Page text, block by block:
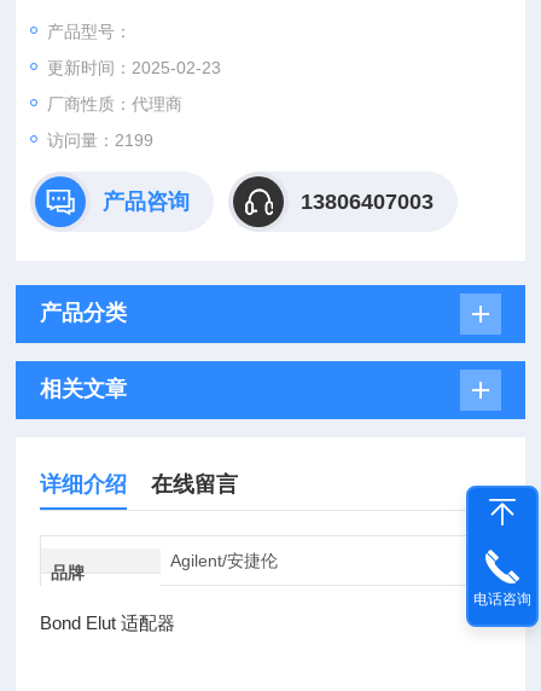
产品型号：
更新时间：2025-02-23
厂商性质：代理商
访问量：2199
产品咨询 13806407003
产品分类
相关文章
详细介绍 在线留言
品牌
Agilent/安捷伦
Bond Elut 适配器
电话咨询